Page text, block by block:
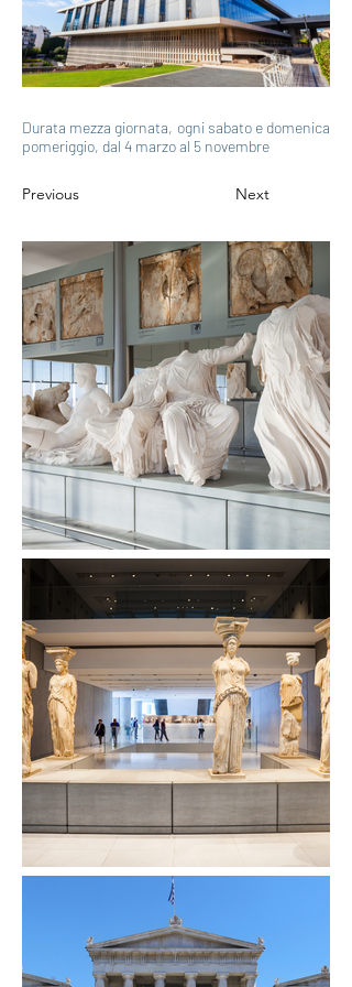
Durata mezza giornata, ogni sabato e domenica
pomeriggio, dal 4 marzo al 5 novembre
Previous Next